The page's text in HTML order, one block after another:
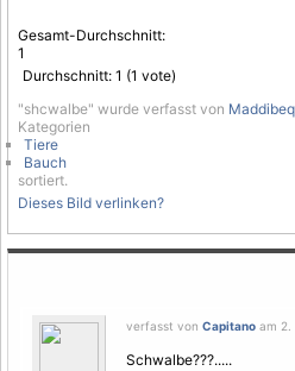
Gesamt-Durchschnitt:
1
Durchschnitt: 1 (1 vote)
"shcwalbe" wurde verfasst von Maddibeq
Kategorien
Tiere
Bauch
sortiert.
Dieses Bild verlinken?
verfasst von Capitano am 2.
Schwalbe???.....